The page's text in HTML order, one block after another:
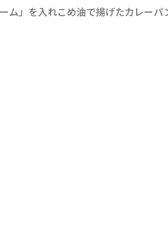
」を入れこめ油で揚げたカレーパ